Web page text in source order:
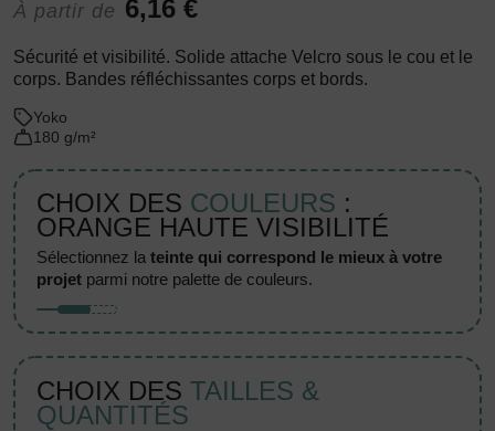
À partir de 6,16 €
Sécurité et visibilité. Solide attache Velcro sous le cou et le
corps. Bandes réfléchissantes corps et bords.
Yoko
180 g/m²
CHOIX DES COULEURS :
ORANGE HAUTE VISIBILITÉ
sélectionnez lateinte qui correspond le mieux à votre
projet parmi notre palette de couleurs.
CHOIX DES TAILLES &
QUANTITÉS